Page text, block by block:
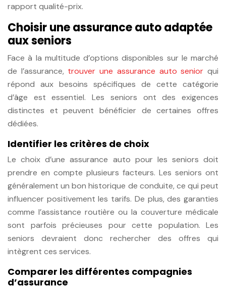
rapport qualité-prix.
Choisir une assurance auto adaptée
aux seniors
Face à la multitude d’options disponibles sur le marché
de l’assurance, trouver une assurance auto senior qui
répond aux besoins spécifiques de cette catégorie
d’âge est essentiel. Les seniors ont des exigences
distinctes et peuvent bénéficier de certaines offres
dédiées.
Identifier les critères de choix
Le choix d’une assurance auto pour les seniors doit
prendre en compte plusieurs facteurs. Les seniors ont
généralement un bon historique de conduite, ce qui peut
influencer positivement les tarifs. De plus, des garanties
comme l’assistance routière ou la couverture médicale
sont parfois précieuses pour cette population. Les
seniors devraient donc rechercher des offres qui
intègrent ces services.
Comparer les différentes compagnies
d’assurance